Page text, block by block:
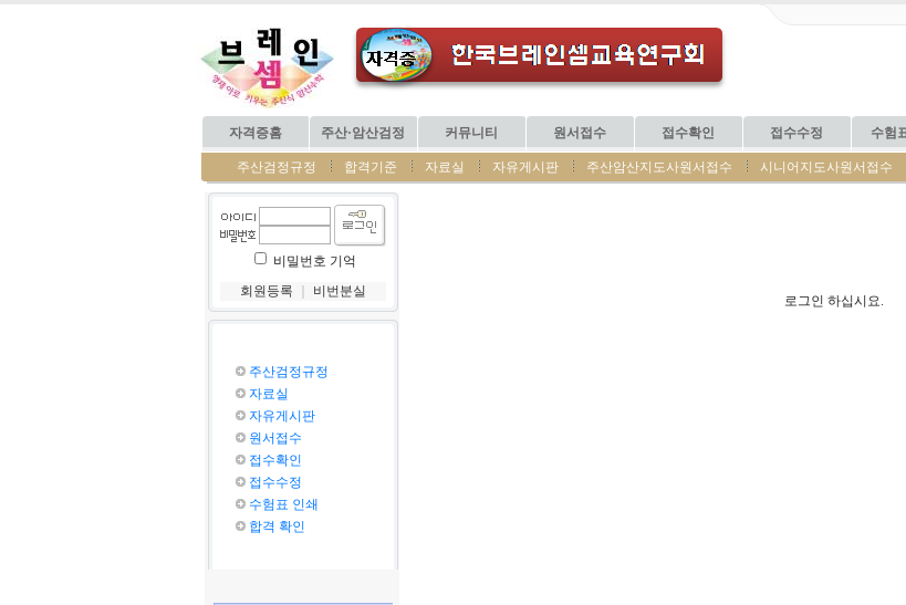
자격증홈 주산·암산검정 커뮤니티 원서접수 접수확인 접수수정 수험
주산검정규정 합격기준 자료실 자유게시판 주산암산지도사원서접수 시니어지도사원서접수
비밀번호 기억
회원등록
비번분실
주산검정규정
자료실
자유게시판
원서접수
접수확인
접수수정
수험표 인쇄
합격 확인
로그인 하십시요.